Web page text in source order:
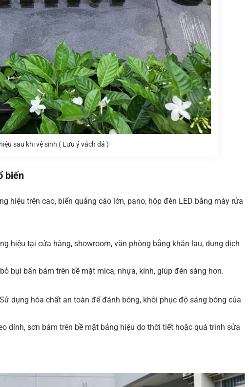
sau khi vệ sinh ( Lưu ý vách đá )
biến
hiệu trên cao, biển quảng cáo lớn, pano, hộp đèn LED bằng máy rửa
hiệu tại cửa hàng, showroom, văn phòng bằng khăn lau, dung dịch
bụi bẩn bám trên bề mặt mica, nhựa, kính, giúp đèn sáng hơn.
dụng hóa chất an toàn để đánh bóng, khôi phục độ sáng bóng của
dính, sơn bám trên bề mặt bảng hiệu do thời tiết hoặc quá trình sửa